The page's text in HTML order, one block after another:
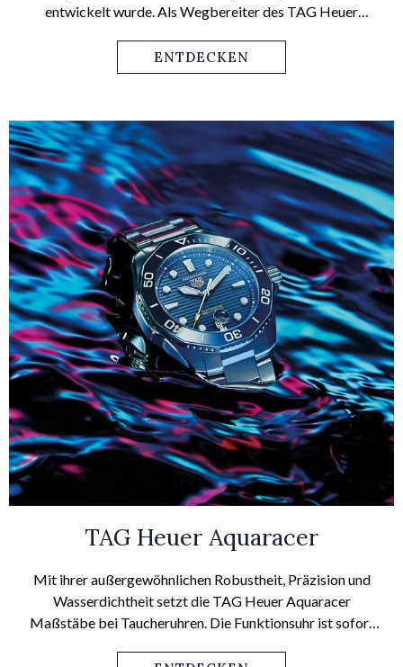
entwickelt wurde. Als Wegbereiter des TAG Heuer
Entschlossenheit seines Trägers, seiner Trägerin.
ENTDECKEN
TAG Heuer Aquaracer
Mit ihrer außergewöhnlichen Robustheit, Präzision und
Wasserdichtheit setzt die TAG Heuer Aquaracer
Maßstäbe bei Taucheruhren. Die Funktionsuhr ist sofort